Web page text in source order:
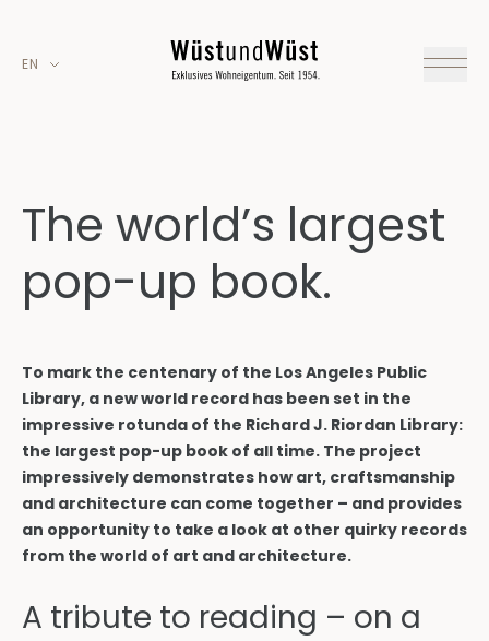
EN
The world’s largest
pop-up book.
To mark the centenary of the Los Angeles Public
Library, a new world record has been set in the
impressive rotunda of the Richard J. Riordan Library:
the largest pop-up book of all time. The project
impressively demonstrates how art, craftsmanship
and architecture can come together – and provides
an opportunity to take a look at other quirky records
from the world of art and architecture.
A tribute to reading – on a